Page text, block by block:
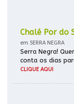
Chalé Por do
em SERRA NEGRA
Serra Negra!
conta os dias
CLIQUE AQUI